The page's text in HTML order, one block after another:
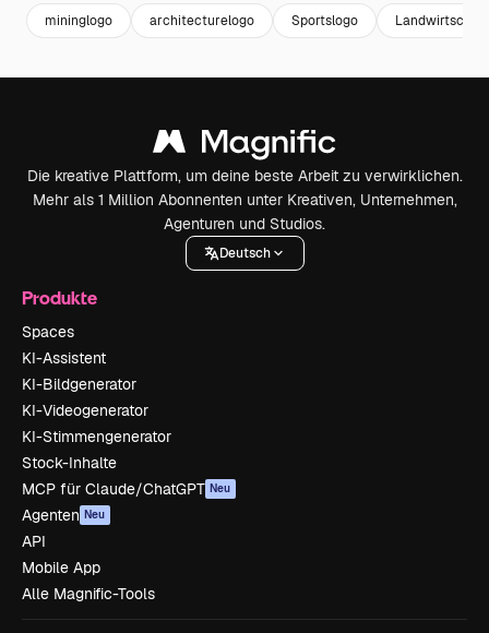
mininglogo architecturelogo Sportslogo
Die kreative Plattform, um deine beste Arbeit zu verwirklichen.
Mehr als 1 Million Abonnenten unter Kreativen, Unternehmen,
Agenturen und Studios.
Deutsch
Produkte
Spaces
KI-Assistent
KI-Bildgenerator
KI-Videogenerator
KI-Stimmengenerator
Stock-Inhalte
MCP für Claude/ChatGPT Neu
Agenten Neu
API
Mobile App
Alle Magnific-Tools